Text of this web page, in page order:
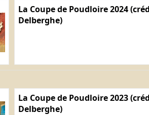
La Coupe de Poudloire 2024
Delberghe)
La Coupe de Poudloire 2023
Delberghe)